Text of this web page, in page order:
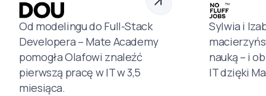
Od modelingu do Full-Stack
Developera – Mate Academy
pomogła Olafowi znaleźć
pierwszą pracę w IT w 3,5
miesiąca.
Sylwia i
nauką – i
IT dzięki